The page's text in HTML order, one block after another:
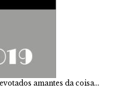
amantes da coisa…